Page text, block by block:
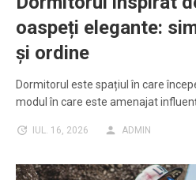
oaspeți elegante:
și ordine
Dormitorul este spațiul în care
modul în care este amenajat
IUL. 16, 2026 ADMIN